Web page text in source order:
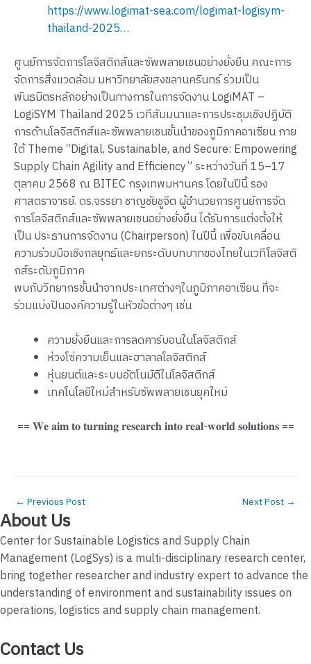
https://www.logimat-sea.com/logimat-logisym-
thailand-2025…
ศูนย์การจัดการโลจิสติกส์และซัพพลายเชนอย่างยั่งยืน คณะการ
จัดการสิ่งแวดล้อม มหาวิทยาลัยสงขลานครินทร์ ร่วมเป็น
พันธมิตรหลักอย่างเป็นทางการในการจัดงาน LogiMAT –
LogiSYM Thailand 2025 เวทีสัมมนาและการประชุมเชิงปฏิบัติ
การด้านโลจิสติกส์และซัพพลายเชนชั้นนำของภูมิภาคอาเซียน ภาย
ใต้ Theme “Digital, Sustainable, and Secure: Empowering
Supply Chain Agility and Efficiency” ระหว่างวันที่ 15–17
ตุลาคม 2568 ณ BITEC กรุงเทพมหานคร โดยในปีนี้ รอง
ศาสตราจารย์. ดร.จรรยา ชาญชัยชูจิต ผู้อำนวยการศูนย์การจัด
การโลจิสติกส์และซัพพลายเชนอย่างยั่งยืน ได้รับการแต่งตั้งให้
เป็น ประธานการจัดงาน (Chairperson) ในปีนี้ เพื่อขับเคลื่อน
ความร่วมมือเชิงกลยุทธ์และยกระดับบทบาทของไทยในเวทีโลจิสติ
กส์ระดับภูมิภาค
พบกับวิทยากรชั้นนำจากประเทศต่างๆในภูมิภาคอาเซียน ที่จะ
ร่วมแบ่งปันองค์ความรู้ในหัวข้อต่างๆ เช่น
ความยั่งยืนและการลดคาร์บอนในโลจิสติกส์
ห่วงโซ่ความเย็นและฮาลาลโลจิสติกส์
หุ่นยนต์และระบบอัตโนมัติในโลจิสติกส์
เทคโนโลยีใหม่สำหรับซัพพลายเชนยุคใหม่
== 𝐖𝐞 𝐚𝐢𝐦 𝐭𝐨 𝐭𝐮𝐫𝐧𝐢𝐧𝐠 𝐫𝐞𝐬𝐞𝐚𝐫𝐜𝐡 𝐢𝐧𝐭𝐨 𝐫𝐞𝐚𝐥-𝐰𝐨𝐫𝐥𝐝 𝐬𝐨𝐥𝐮𝐭𝐢𝐨𝐧𝐬 ==
← Previous Post Next Post →
About Us
Center for Sustainable Logistics and Supply Chain
Management (LogSys) is a multi-disciplinary research center,
bring together researcher and industry expert to advance the
understanding of environment and sustainability issues on
operations, logistics and supply chain management.
Contact Us